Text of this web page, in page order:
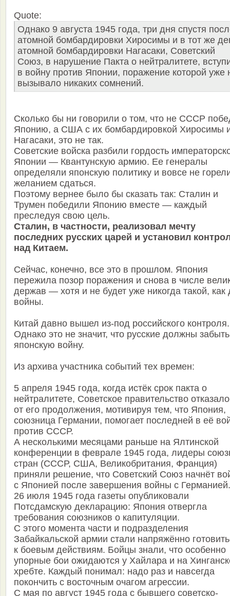
Quote:
Однако 9 августа 1945 года, три дня спустя
атомной бомбардировки Хиросимы и в тот же
атомной бомбардировки Нагасаки, Советский
Союз, в нарушение Пакта о нейтралитете,
в войну против Японии, поражение которой уже
вызывало никаких сомнений.
Сколько бы ни говорили о том, что не СССР
Японию, а США с их бомбардировкой Хиросимы
Нагасаки, это не так.
Советские войска разбили гордость
Японии — Квантунскую армию. Ее генералы
определяли японскую политику и вовсе не
желанием сдаться.
Поэтому вернее было бы сказать так: Сталин и
Трумен победили Японию вместе — каждый
преследуя свою цель.
Сталин, в частности, реализовал мечту
последних русских царей и установил
над Китаем.
Сейчас, конечно, все это в прошлом. Япония
пережила позор поражения и снова в числе
держав — хотя и не будет уже никогда такой, как
войны.
Китай давно вышел из-под российского контроля.
Однако это не значит, что русские должны забыть
японскую войну.
Из архива участника событий тех времен:
5 апреля 1945 года, когда истёк срок пакта о
нейтралитете, Советское правительство
от его продолжения, мотивируя тем, что Япония,
союзница Германии, помогает последней в её
против СССР.
А несколькими месяцами раньше на Ялтинской
конференции в феврале 1945 года, лидеры
стран (СССР, США, Великобритания, Франция)
приняли решение, что Советский Союз начнёт
с Японией после завершения войны с Германией.
26 июля 1945 года газеты опубликовали
Потсдамскую декларацию: Япония отвергла
требования союзников о капитуляции.
С этого момента части и подразделения
Забайкальской армии стали напряжённо
к боевым действиям. Бойцы знали, что особенно
упорные бои ожидаются у Хайлара и на
хребте. Каждый понимал: надо раз и навсегда
покончить с восточным очагом агрессии.
С мая по август 1945 года с бывшего советско-